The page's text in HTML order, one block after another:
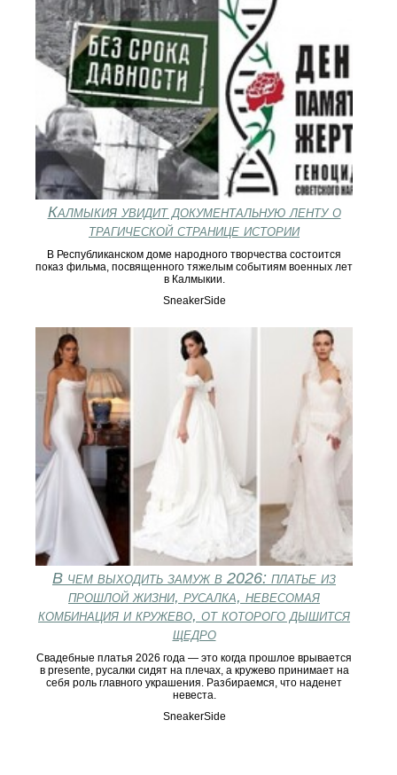
Калмыкия увидит документальную ленту о
трагической странице истории
В Республиканском доме народного творчества состоится
показ фильма, посвященного тяжелым событиям военных лет
в Калмыкии.
SneakerSide
В чем выходить замуж в 2026: платье из
прошлой жизни, русалка, невесомая
комбинация и кружево, от которого дышится
щедро
Свадебные платья 2026 года — это когда прошлое врывается
в presente, русалки сидят на плечах, а кружево принимает на
себя роль главного украшения. Разбираемся, что наденет
невеста.
SneakerSide